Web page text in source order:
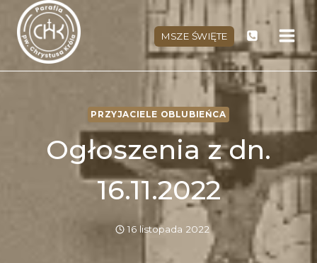
Przejdź
treści
MSZE ŚWIĘTE
PRZYJACIELE OBLUBIEŃCA
Ogłoszenia z dn.
16.11.2022
16 listopada 2022